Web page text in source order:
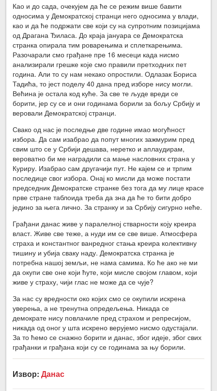
Као и до сада, очекујем да ће се режим више бавити
односима у Демократској странци него односима у влади,
као и да ће подржати све који су на супротним позицијама
од Драгана Ђиласа. До краја јануара се Демократска
странка опирала тим роварењима и сплеткарењима.
Разочарали смо грађане пре 16 месеци када нисмо
анализирали грешке које смо правили претходних пет
година. Али то су нам некако опростили. Одлазак Бориса
Тадића, то јест поделу 40 дана пред изборе нису могли.
Већина је остала код куће. За све те људе вреди се
борити, јер су се и они годинама борили за бољу Србију и
веровали Демократској странци.
Свако од нас је последње две године имао могућност
избора. Да сам изабрао да попут многих зажмурим пред
свим што се у Србији дешава, неретко и аплаудирам,
вероватно би ме наградили са мање насловних страна у
Куриру. Изабрао сам другачији пут. Не кајем се и трпим
последице свог избора. Онај ко мисли да може постати
председник Демократске странке без тога да му лице красе
прве стране таблоида треба да зна да ће то бити добро
једино за њега лично. За странку и за Србију сигурно неће.
Грађани данас живе у паралелној стварности коју креира
власт. Живе све теже, а нуди им се све више. Атмосфера
страха и константног ванредног стања креира колективну
тишину и убија сваку наду. Демократска странка је
потребна нашој земљи, не нама самима. Ко ће ако не ми
да окупи све оне који ћуте, који мисле својом главом, који
живе у страху, чији глас не може да се чује?
За нас су вредности око којих смо се окупили искрена
уверења, а не тренутна опредељења. Никада се
демократе нису повлачиле пред страхом и репресијом,
никада од оног у шта искрено верујемо нисмо одустајали.
За то ћемо се снажно борити и данас, због идеје, због свих
грађанки и грађана који су се годинама за њу борили.
Извор:Данас